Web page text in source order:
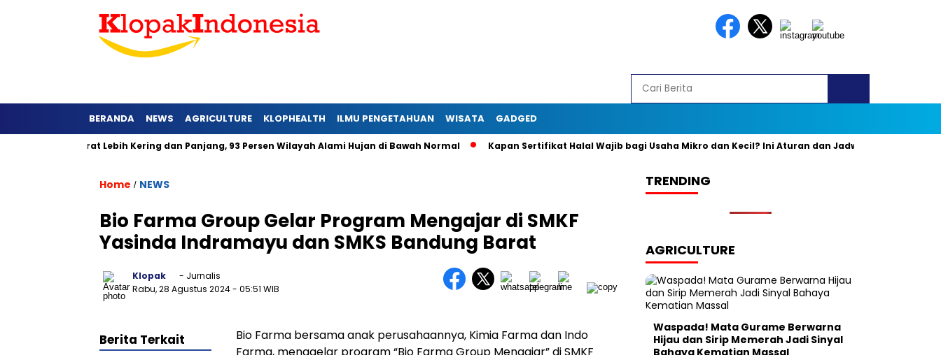
BERANDA NEWS AGRICULTURE KLOPHEALTH ILMU PENGETAHUAN WISATA GADGED
di Jawa Barat Lebih Kering dan Panjang, 93 Persen Wilayah Alami Hujan di Bawah Normal Kapan Sertifikat Halal Wajib bagi Usaha Mikro dan Kecil? Ini Aturan dan Jadwal Resminya
Home / NEWS
Bio Farma Group Gelar Program Mengajar di SMKF
Yasinda Indramayu dan SMKS Bandung Barat
Klopak
- Jurnalis
Rabu, 28 Agustus 2024- 05:51 WIB
Bio Farma bersama anak perusahaannya, Kimia Farma dan Indo
Berita Terkait
TRENDING
AGRICULTURE
Waspada! Mata Gurame Berwarna
Hijau dan Sirip Memerah Jadi Sinyal
Bahaya Kematian Massal